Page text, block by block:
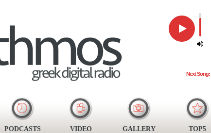
Next Song:
PODCASTS VIDEO GALLERY TOP5